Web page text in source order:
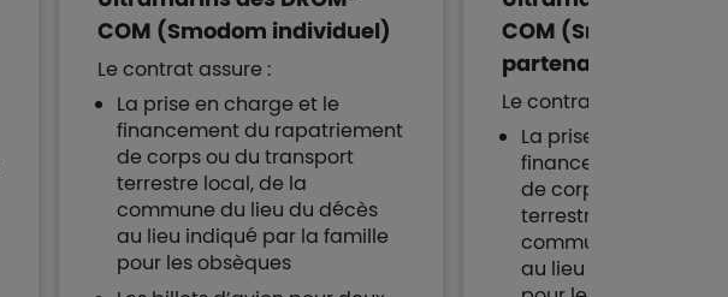
COM (Smodom individuel)
Le contrat assure :
La prise en charge et le
financement du rapatriement
de corps ou du transport
terrestre local, de la
commune du lieu du décès
au lieu indiqué par la famille
pour les obsèques
COM (Smodom
partenaires)
Le contrat assure :
La prise en charge et
financement du
de corps ou du
terrestre local, de la
commune du lieu du
au lieu indiqué par